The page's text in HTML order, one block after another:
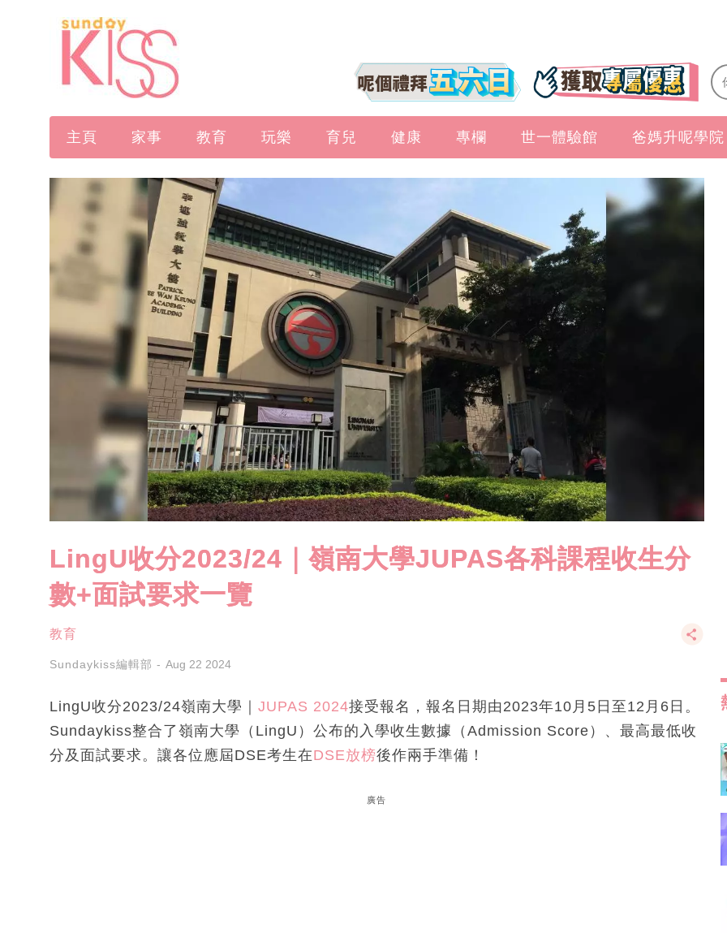
主頁 家事 教育 玩樂 育兒 健康 專欄 世一體驗館 爸媽升呢學院
LingU收分2023/24｜嶺南大學JUPAS各科課程收生分
數+面試要求一覽
教育
Sundaykiss編輯部 Aug 22 2024
LingU收分2023/24嶺南大學｜ JUPAS 2024接受報名，報名日期由2023年10月5日至12月6日。
Sundaykiss整合了嶺南大學（LingU）公布的入學收生數據（Admission Score）、最高最低收
分及面試要求。讓各位應屆DSE考生在DSE放榜後作兩手準備！
廣告